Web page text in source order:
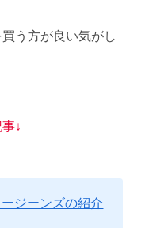
う方が良い気がし
↓
ジーンズの紹介